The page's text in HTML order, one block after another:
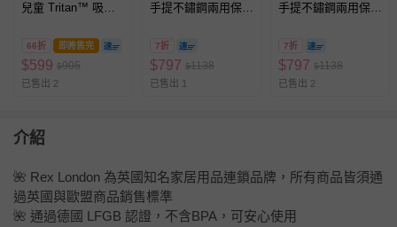
兒童 Tritan™ 吸管
(500ml)
66折 即將售完
$599 $905
已售出 2
手提不鏽鋼兩用保
(附吸管)-農家樂
(500ml)
7折
$797 $1138
已售出 1
手提不鏽鋼兩用保
(附吸管)-洛蒂朋友們
(500ml)
7折
$797 $1138
已售出 2
介紹
🌺 Rex London 為英國知名家居用品連鎖品牌，所有商品皆須通
過英國與歐盟商品銷售標準
🌺 通過德國 LFGB 認證，不含BPA，可安心使用